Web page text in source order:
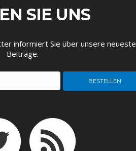
SIE UNS
informiert Sie über unsere
Beiträge.